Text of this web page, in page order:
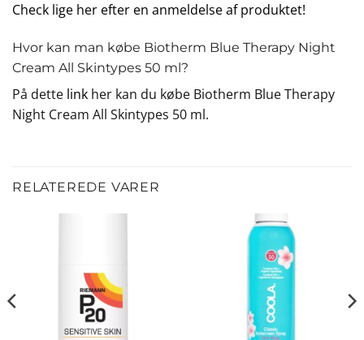
Check lige her efter en anmeldelse af produktet!
Hvor kan man købe Biotherm Blue Therapy Night
Cream All Skintypes 50 ml?
På dette link her kan du købe Biotherm Blue Therapy
Night Cream All Skintypes 50 ml.
RELATEREDE VARER